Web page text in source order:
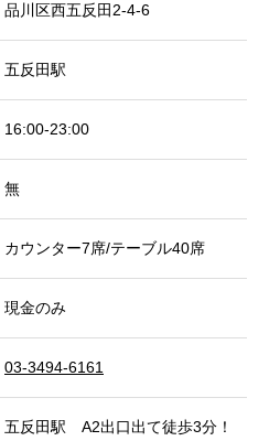
品川区西五反田2-4-6
五反田駅
16:00-23:00
無
カウンター7席/テーブル40席
現金のみ
03-3494-6161
五反田駅 A2出口出て徒歩3分！